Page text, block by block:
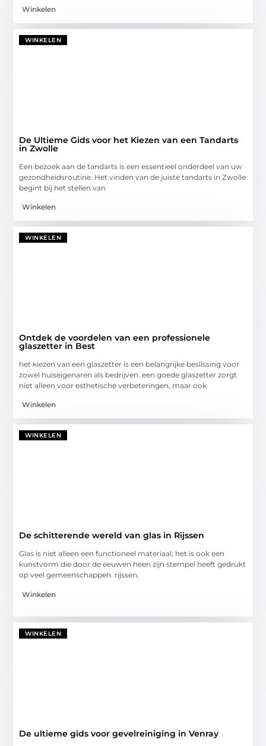
Winkelen
WINKELEN
De Ultieme Gids voor het Kiezen van een Tandarts
in Zwolle
Een bezoek aan de tandarts is een essentieel onderdeel van uw
gezondheidsroutine. Het vinden van de juiste tandarts in Zwolle
begint bij het stellen van
Winkelen
WINKELEN
Ontdek de voordelen van een professionele
glaszetter in Best
het kiezen van een glaszetter is een belangrijke beslissing voor
zowel huiseigenaren als bedrijven. een goede glaszetter zorgt
niet alleen voor esthetische verbeteringen, maar ook
Winkelen
WINKELEN
De schitterende wereld van glas in Rijssen
Glas is niet alleen een functioneel materiaal; het is ook een
kunstvorm die door de eeuwen heen zijn stempel heeft gedrukt
op veel gemeenschappen. rijssen,
Winkelen
WINKELEN
De ultieme gids voor gevelreiniging in Venray